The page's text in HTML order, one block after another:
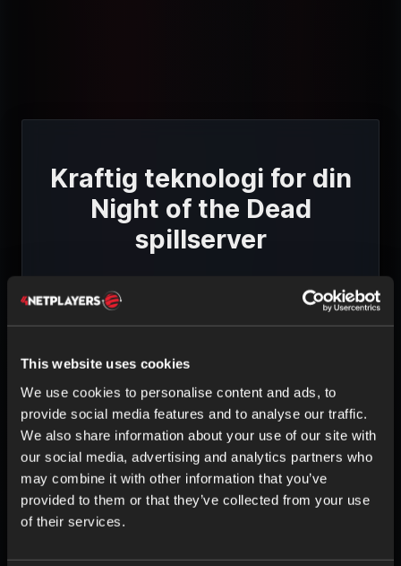
This website uses cookies
We use cookies to personalise content and ads, to
provide social media features and to analyse our traffic.
We also share information about your use of our site with
our social media, advertising and analytics partners who
may combine it with other information that you’ve
provided to them or that they’ve collected from your use
of their services.
Kraftig teknologi for din
Night of the Dead
spillserver
MASKINVARE AV HØY KVALITET
Intel- og AMD-prosessorer
ECC-RAM
SSD-lagring